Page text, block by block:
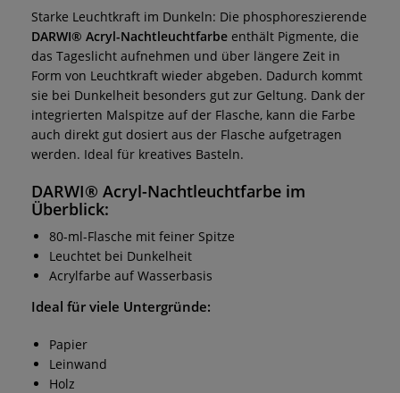
Starke Leuchtkraft im Dunkeln: Die phosphoreszierende
DARWI® Acryl-Nachtleuchtfarbe enthält Pigmente, die
das Tageslicht aufnehmen und über längere Zeit in
Form von Leuchtkraft wieder abgeben. Dadurch kommt
sie bei Dunkelheit besonders gut zur Geltung. Dank der
integrierten Malspitze auf der Flasche, kann die Farbe
auch direkt gut dosiert aus der Flasche aufgetragen
werden. Ideal für kreatives Basteln.
DARWI® Acryl-Nachtleuchtfarbe im
Überblick:
80-ml-Flasche mit feiner Spitze
Leuchtet bei Dunkelheit
Acrylfarbe auf Wasserbasis
Ideal für viele Untergründe:
Papier
Leinwand
Holz